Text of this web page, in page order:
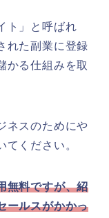
ト」と呼ばれ
れた副業に登録
かる仕組みを取
ネスのためにや
ください。
無料ですが、紹
ールスがかかっ